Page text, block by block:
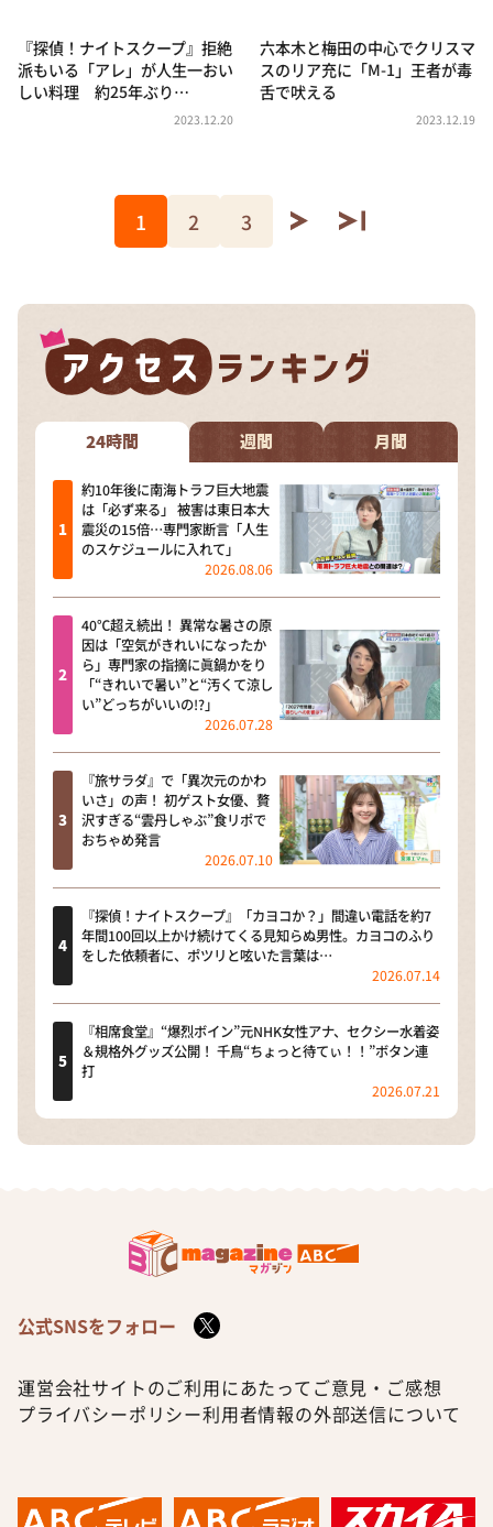
『探偵！ナイトスクープ』拒絶
派もいる「アレ」が人生一おい
しい料理 約25年ぶり…
2023.12.20
六本木と梅田の中心でクリスマ
スのリア充に「M-1」王者が毒
舌で吠える
2023.12.19
1 2 3
24時間 週間 月間
約10年後に南海トラフ巨大地震
は「必ず来る」 被害は東日本大
震災の15倍…専門家断言「人生
のスケジュールに入れて」
2026.08.06
40℃超え続出！ 異常な暑さの原
因は「空気がきれいになったか
ら」専門家の指摘に眞鍋かをり
「“きれいで暑い”と“汚くて涼し
い”どっちがいいの!?」
2026.07.28
『旅サラダ』で「異次元のかわ
いさ」の声！ 初ゲスト女優、贅
沢すぎる“雲丹しゃぶ”食リポで
おちゃめ発言
2026.07.10
『探偵！ナイトスクープ』「カヨコか？」間違い電話を約7
年間100回以上かけ続けてくる見知らぬ男性。カヨコのふり
をした依頼者に、ポツリと呟いた言葉は…
2026.07.14
『相席食堂』“爆烈ボイン”元NHK女性アナ、セクシー水着姿
＆規格外グッズ公開！ 千鳥“ちょっと待てぃ！！”ボタン連
打
2026.07.21
公式SNSをフォロー
運営会社サイトのご利用にあたって ご意見・ご感想
プライバシーポリシー利用者情報の外部送信について